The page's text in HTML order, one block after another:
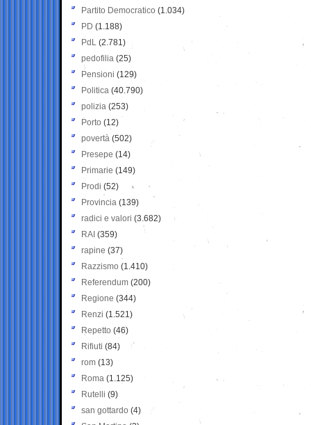
Partito Democratico (1.034)
PD (1.188)
PdL (2.781)
pedofilia (25)
Pensioni (129)
Politica (40.790)
polizia (253)
Porto (12)
povertà (502)
Presepe (14)
Primarie (149)
Prodi (52)
Provincia (139)
radici e valori (3.682)
RAI (359)
rapine (37)
Razzismo (1.410)
Referendum (200)
Regione (344)
Renzi (1.521)
Repetto (46)
Rifiuti (84)
rom (13)
Roma (1.125)
Rutelli (9)
san gottardo (4)